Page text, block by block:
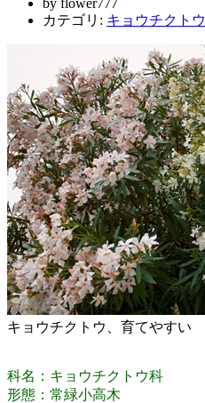
カテゴリ: キョウチクトウ
キョウチクトウ、育てやすい
科名：キョウチクトウ科
形態：常緑小高木